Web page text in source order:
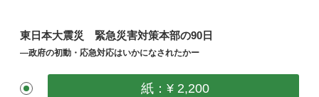
東日本大震災 緊急災害対策本部の90日
―政府の初動・応急対応はいかになされたかー
紙：¥ 2,200